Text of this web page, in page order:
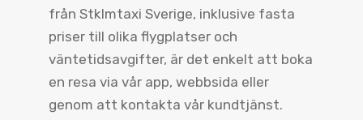
från Stklmtaxi Sverige, inklusive fasta
priser till olika flygplatser och
väntetidsavgifter, är det enkelt att boka
en resa via vår app, webbsida eller
genom att kontakta vår kundtjänst.